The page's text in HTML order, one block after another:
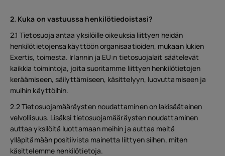
2. Kuka on vastuussa henkilötiedoistasi?
2.1 Tietosuoja antaa yksilöille oikeuksia liittyen heidän
henkilötietojensa käyttöön organisaatioiden, mukaan lukien
Exertis, toimesta. Irlannin ja EU:n tietosuojalait säätelevät
kaikkia toimintoja, joita suoritamme liittyen henkilötietojen
keräämiseen, säilyttämiseen, käsittelyyn, luovuttamiseen ja
muihin käyttöihin.
2.2 Tietosuojamääräysten noudattaminen on lakisääteinen
velvollisuus. Lisäksi tietosuojamääräysten noudattaminen
auttaa yksilöitä luottamaan meihin ja auttaa meitä
ylläpitämään positiivista mainetta liittyen siihen, miten
käsittelemme henkilötietoja.